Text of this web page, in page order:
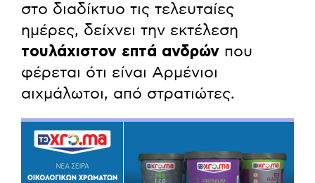
στο διαδίκτυο τις τελευταίες
ημέρες, δείχνει την εκτέλεση
τουλάχιστον επτά ανδρών που
φέρεται ότι είναι Αρμένιοι
αιχμάλωτοι, από στρατιώτες.